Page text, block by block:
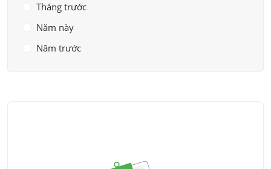
Tháng trước
Năm này
Năm trước